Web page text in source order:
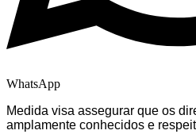
WhatsApp
Medida visa assegurar que os
amplamente conhecidos e